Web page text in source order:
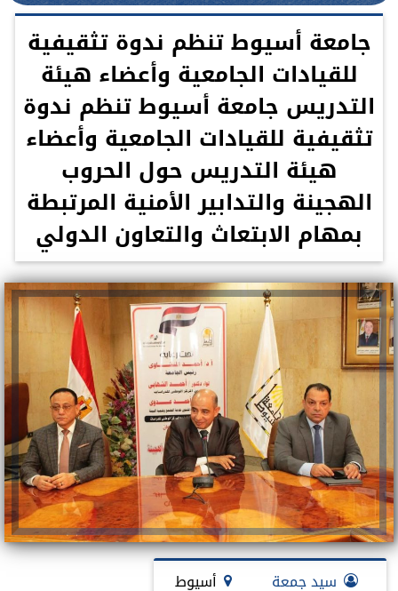
جامعة أسيوط تنظم ندوة تثقيفية
للقيادات الجامعية وأعضاء هيئة
التدريس جامعة أسيوط تنظم ندوة
تثقيفية للقيادات الجامعية وأعضاء
هيئة التدريس حول الحروب
الهجينة والتدابير الأمنية المرتبطة
بمهام الابتعاث والتعاون الدولي
سيد جمعة أسيوط